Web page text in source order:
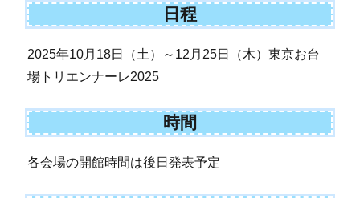
日程
2025年10月18日（土）～12月25日（木）東京お台
場トリエンナーレ2025
時間
各会場の開館時間は後日発表予定